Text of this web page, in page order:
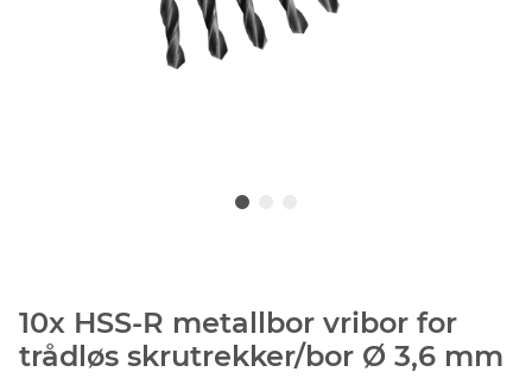
10x HSS-R metallbor vribor for
trådløs skrutrekker/bor Ø 3,6 mm